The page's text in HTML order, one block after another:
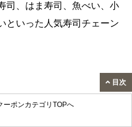
ーポンカテゴリTOPへ
司、はま寿司、魚べい、小
といった人気寿司チェーン
目次